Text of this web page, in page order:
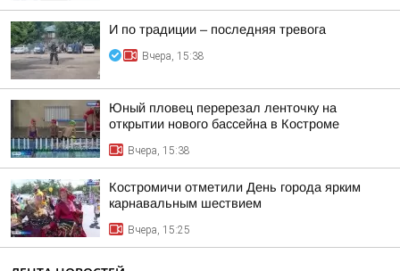
И по традиции – последняя тревога
Вчера, 15:38
Юный пловец перерезал ленточку на
открытии нового бассейна в Костроме
Вчера, 15:38
Костромичи отметили День города ярким
карнавальным шествием
Вчера, 15:25